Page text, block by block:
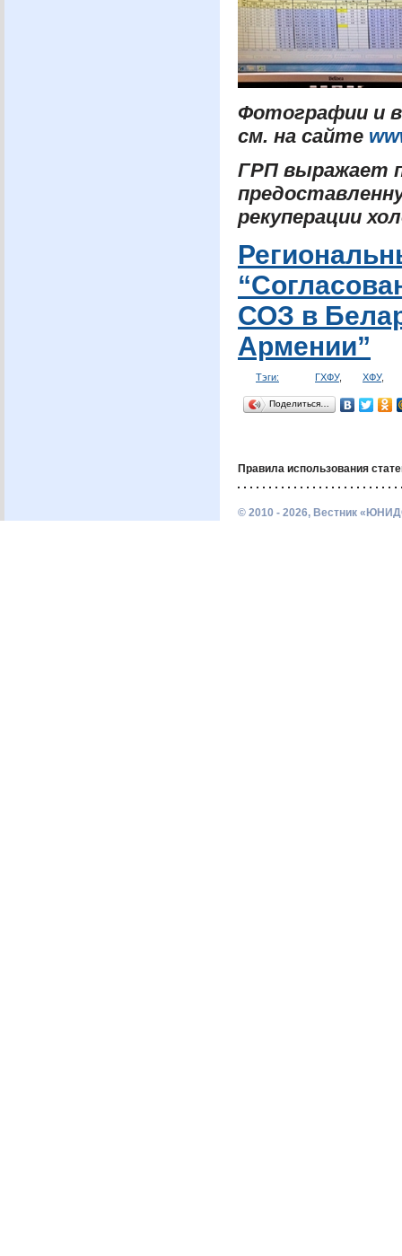
Фотографии и
см. на сайте
ГРП выражает
рекуперации
СОЗ в
Армении”
Тэги: ГХФУ, ХФУ,
Поделиться…
Правила использования
© 2010 - 2026, Вестник